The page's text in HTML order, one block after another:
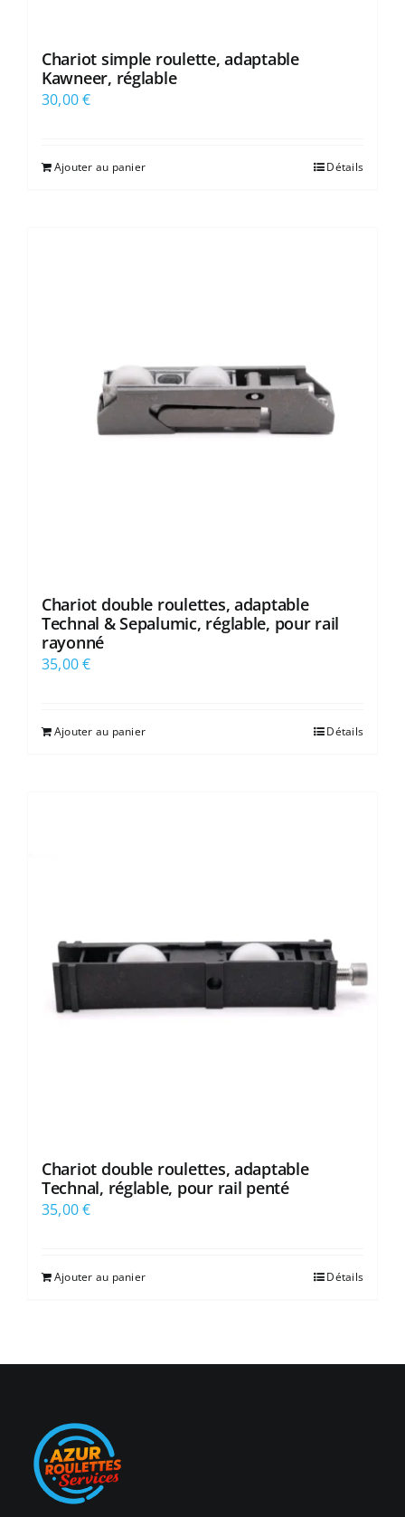
Chariot simple roulette, adaptable
Kawneer, réglable
30,00€
Ajouter au panier Détails
Chariot double roulettes, adaptable
Technal & Sepalumic, réglable, pour rail
rayonné
35,00€
Ajouter au panier Détails
Chariot double roulettes, adaptable
Technal, réglable, pour rail penté
35,00€
Ajouter au panier Détails